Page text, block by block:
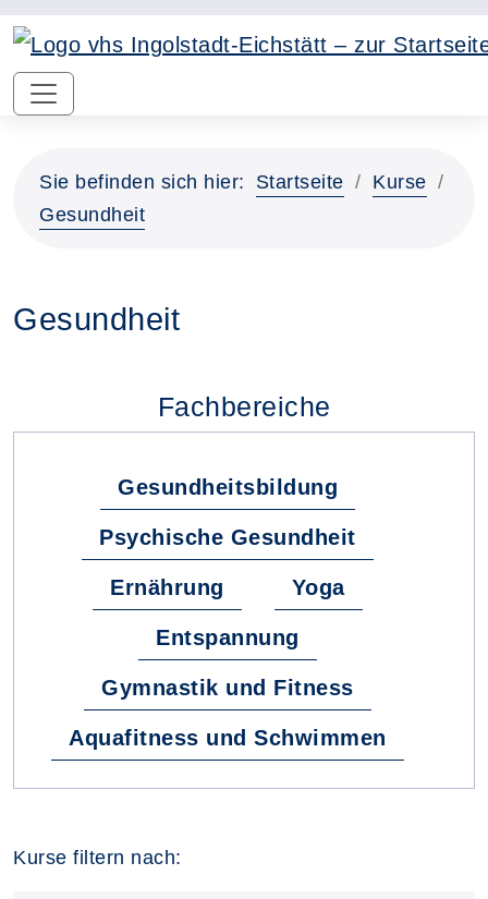
Sie befinden sich hier: Startseite
Kurse
Gesundheit
Gesundheit
Fachbereiche
Gesundheitsbildung
Psychische Gesundheit
Ernährung Yoga
Entspannung
Gymnastik und Fitness
Aquafitness und Schwimmen
Kurse filtern nach: